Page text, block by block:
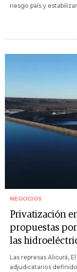
riesgo país y
NEGOCIOS
Privatización
propuestas
las
Las represas Alicurá,
adjudicatarios